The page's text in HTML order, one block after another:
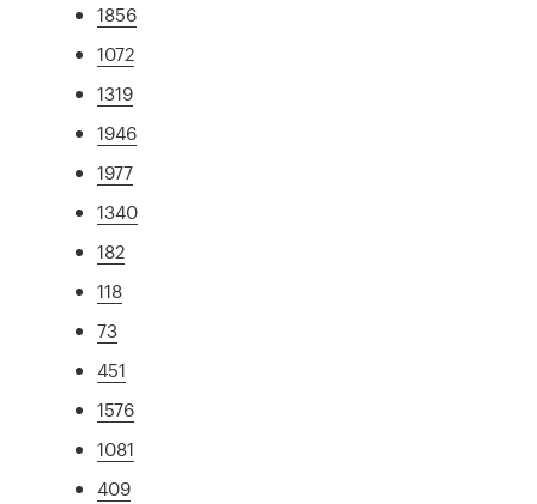
1856
1072
1319
1946
1977
1340
182
118
73
451
1576
1081
409